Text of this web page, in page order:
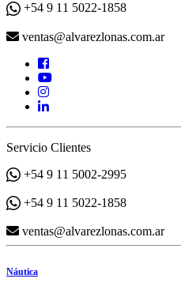
+54 9 11 5022-1858
ventas@alvarezlonas.com.ar
Servicio Clientes
+54 9 11 5002-2995
+54 9 11 5022-1858
ventas@alvarezlonas.com.ar
Náutica